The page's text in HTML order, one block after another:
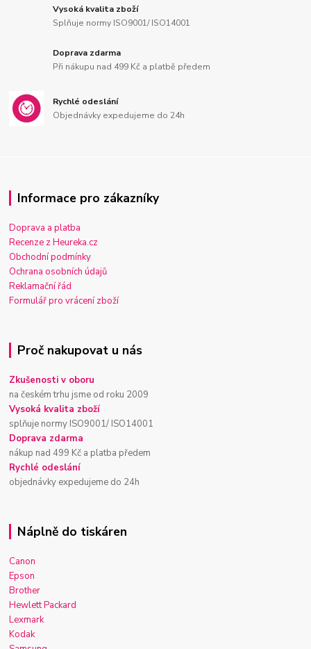
Vysoká kvalita zboží
Splňuje normy ISO9001/ ISO14001
Doprava zdarma
Při nákupu nad 499 Kč a platbě předem
Rychlé odeslání
Objednávky expedujeme do 24h
Informace pro zákazníky
Doprava a platba
Recenze z Heureka.cz
Obchodní podmínky
Ochrana osobních údajů
Reklamační řád
Formulář pro vrácení zboží
Proč nakupovat u nás
Zkušenosti v oboru
na českém trhu jsme od roku 2009
Vysoká kvalita zboží
splňuje normy ISO9001/ ISO14001
Doprava zdarma
nákup nad 499 Kč a platba předem
Rychlé odeslání
objednávky expedujeme do 24h
Náplně do tiskáren
Canon
Epson
Brother
Hewlett Packard
Lexmark
Kodak